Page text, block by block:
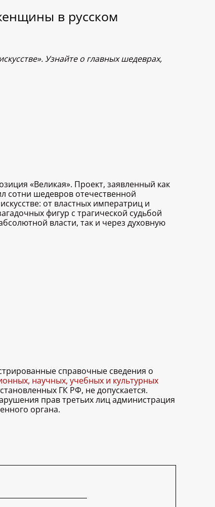
в русском
Узнайте о главных шедеврах,
«Великая». Проект, заявленный как
сотни шедевров отечественной
от властных императриц и
фигур с трагической судьбой
власти, так и через духовную
справочные сведения о
научных, учебных и культурных
ГК РФ, не допускается.
прав третьих лиц администрация
органа.